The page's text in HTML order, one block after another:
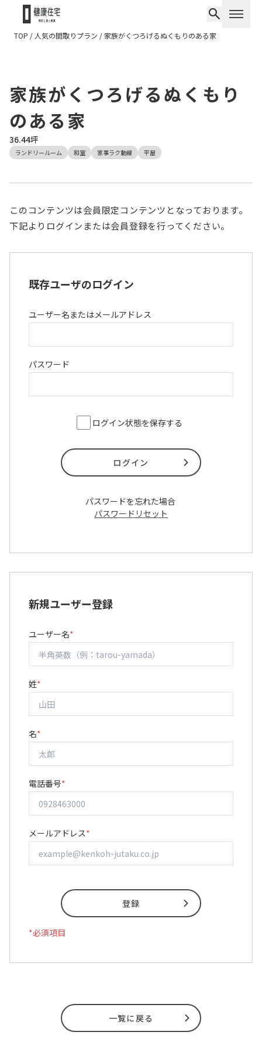
TOP / 人気の間取りプラン / 家族がくつろげるぬくもりのある家
家族がくつろげるぬくもり
のある家
36.44坪
ランドリールーム 和室 家事ラク動線 平屋
このコンテンツは会員限定コンテンツとなっております。
下記よりログインまたは会員登録を行ってください。
既存ユーザのログイン
ユーザー名またはメールアドレス
パスワード
ログイン状態を保存する
パスワードを忘れた場合
パスワードリセット
新規ユーザー登録
ユーザー名*
姓*
名*
電話番号*
メールアドレス*
*必須項目
一覧に戻る